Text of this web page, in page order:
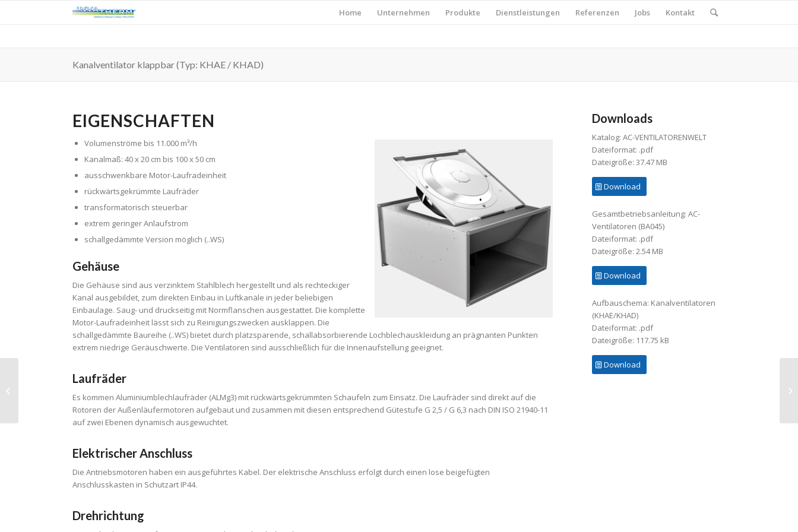
Home Unternehmen Produkte Dienstleistungen Referenzen Jobs Kontakt
Kanalventilator klappbar (Typ: KHAE / KHAD)
EIGENSCHAFTEN
Volumenströme bis 11.000 m³/h
Kanalmaß: 40 x 20 cm bis 100 x 50 cm
ausschwenkbare Motor-Laufradeinheit
rückwärtsgekrümmte Laufräder
transformatorisch steuerbar
extrem geringer Anlaufstrom
schallgedämmte Version möglich (..WS)
Gehäuse
Die Gehäuse sind aus verzinktem Stahlblech hergestellt und als rechteckiger
Kanal ausgebildet, zum direkten Einbau in Luftkanäle in jeder beliebigen
Einbaulage. Saug- und druckseitig mit Normflanschen ausgestattet. Die komplette
Motor-Laufradeinheit lässt sich zu Reinigungszwecken ausklappen. Die
schallgedämmte Baureihe (..WS) bietet durch platzsparende, schallabsorbierende Lochblechauskleidung an prägnanten Punkten
extrem niedrige Geräuschwerte. Die Ventilatoren sind ausschließlich für die Innenaufstellung geeignet.
Laufräder
Es kommen Aluminiumblechlaufräder (ALMg3) mit rückwärtsgekrümmten Schaufeln zum Einsatz. Die Laufräder sind direkt auf die
Rotoren der Außenläufermotoren aufgebaut und zusammen mit diesen entsprechend Gütestufe G 2,5 / G 6,3 nach DIN ISO 21940-11
auf zwei Ebenen dynamisch ausgewuchtet.
Elektrischer Anschluss
Die Antriebsmotoren haben ein ausgeführtes Kabel. Der elektrische Anschluss erfolgt durch einen lose beigefügten
Anschlusskasten in Schutzart IP44.
Drehrichtung
Downloads
Katalog: AC-VENTILATORENWELT
Dateiformat: .pdf
Dateigröße: 37.47 MB
Download
Gesamtbetriebsanleitung: AC-
Ventilatoren (BA045)
Dateiformat: .pdf
Dateigröße: 2.54 MB
Download
Aufbauschema: Kanalventilatoren
(KHAE/KHAD)
Dateiformat: .pdf
Dateigröße: 117.75 kB
Download
Küchenabluftboxen